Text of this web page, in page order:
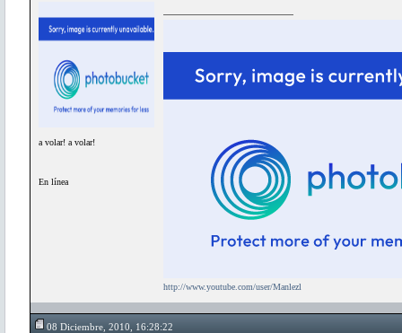
a volar! a volar!
En línea
http://www.youtube.com/user/Manlezl
08 Diciembre, 2010, 16:28:22